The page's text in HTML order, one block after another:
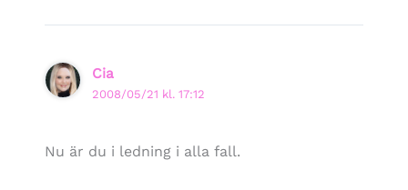
Cia
2008/05/21 kl. 17:12
Nu är du i ledning i alla fall.